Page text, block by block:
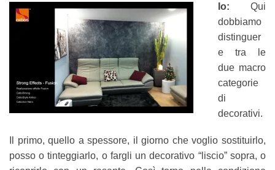
Io: Qui
dobbiamo
distinguer
e tra le
due macro
categorie
di
decorativi.
Il primo, quello a spessore, il giorno che voglio sostituirlo,
posso o tinteggiarlo, o fargli un decorativo “liscio” sopra, o